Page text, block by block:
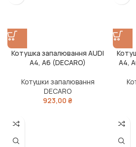
Котушка запалювання AUDI
A4, A6 (DECARO)
Котушки запалювання
DECARO
923,00 ₴
A4,